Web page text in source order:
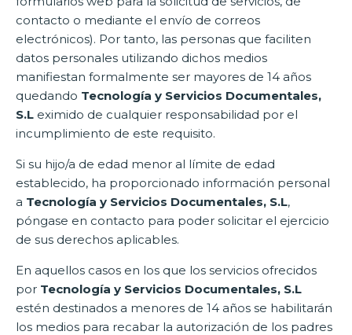
contacto o mediante el envío de correos
electrónicos). Por tanto, las personas que faciliten
datos personales utilizando dichos medios
manifiestan formalmente ser mayores de 14 años
quedando Tecnología y Servicios Documentales,
S.L eximido de cualquier responsabilidad por el
incumplimiento de este requisito.
Si su hijo/a de edad menor al límite de edad
establecido, ha proporcionado información personal
a Tecnología y Servicios Documentales, S.L,
póngase en contacto para poder solicitar el ejercicio
de sus derechos aplicables.
En aquellos casos en los que los servicios ofrecidos
por Tecnología y Servicios Documentales, S.L
estén destinados a menores de 14 años se habilitarán
los medios para recabar la autorización de los padres